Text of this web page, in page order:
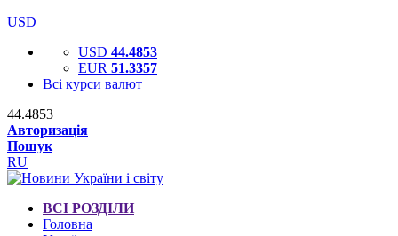
USD
USD 44.4853
EUR 51.3357
Всі курси валют
44.4853
Авторизація
Пошук
RU
ВСІ РОЗДІЛИ
Головна